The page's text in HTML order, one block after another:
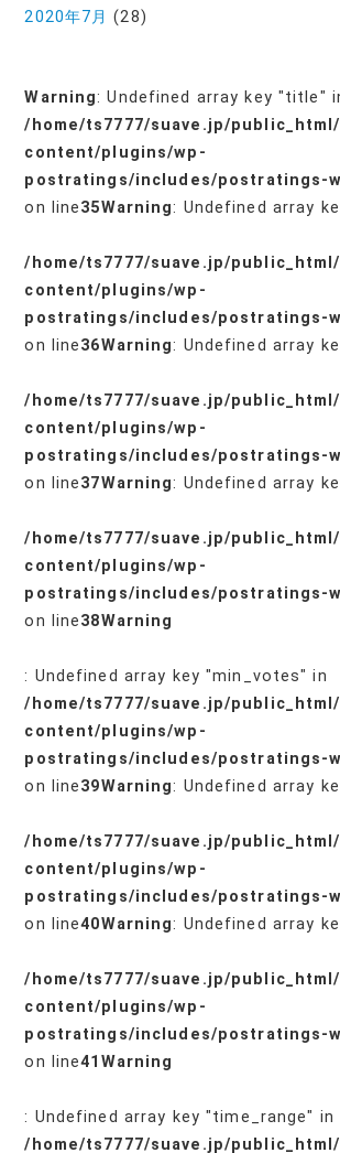
2020年7月 (28)
Warning: Undefined array key "title"
/home/ts7777/suave.jp/
content/plugins/wp-
postratings/includes/postratings-
on line35Warning: Undefined array
/home/ts7777/suave.jp/
content/plugins/wp-
postratings/includes/postratings-
on line36Warning: Undefined array
/home/ts7777/suave.jp/
content/plugins/wp-
postratings/includes/postratings-
on line37Warning: Undefined array
/home/ts7777/suave.jp/
content/plugins/wp-
postratings/includes/postratings-
on line38Warning
: Undefined array key "min_votes" in
/home/ts7777/suave.jp/
content/plugins/wp-
postratings/includes/postratings-
on line39Warning: Undefined array
/home/ts7777/suave.jp/
content/plugins/wp-
postratings/includes/postratings-
on line40Warning: Undefined array
/home/ts7777/suave.jp/
content/plugins/wp-
postratings/includes/postratings-
on line41 Warning
: Undefined array key "time_range" in
/home/ts7777/suave.jp/